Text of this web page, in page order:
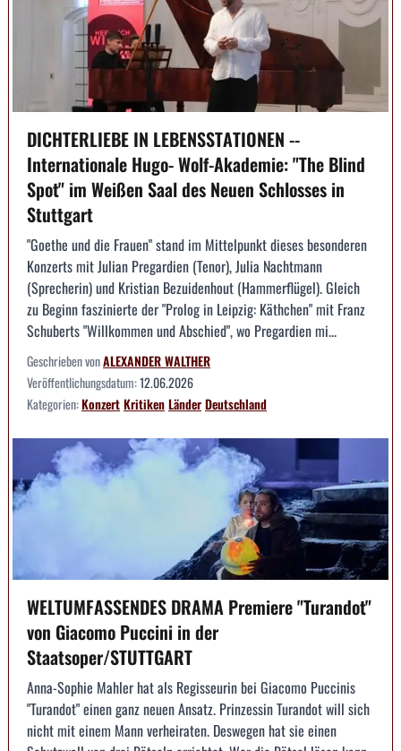
DICHTERLIEBE IN LEBENSSTATIONEN --
Internationale Hugo- Wolf-Akademie: "The Blind
Spot" im Weißen Saal des Neuen Schlosses in
Stuttgart
"Goethe und die Frauen" stand im Mittelpunkt dieses besonderen
Konzerts mit Julian Pregardien (Tenor), Julia Nachtmann
(Sprecherin) und Kristian Bezuidenhout (Hammerflügel). Gleich
zu Beginn faszinierte der "Prolog in Leipzig: Käthchen" mit Franz
Schuberts "Willkommen und Abschied", wo Pregardien mi...
Geschrieben vonALEXANDER WALTHER
Veröffentlichungsdatum:12.06.2026
Kategorien:KonzertKritikenLänderDeutschland
WELTUMFASSENDES DRAMA Premiere "Turandot"
von Giacomo Puccini in der
Staatsoper/STUTTGART
Anna-Sophie Mahler hat als Regisseurin bei Giacomo Puccinis
"Turandot" einen ganz neuen Ansatz. Prinzessin Turandot will sich
nicht mit einem Mann verheiraten. Deswegen hat sie einen